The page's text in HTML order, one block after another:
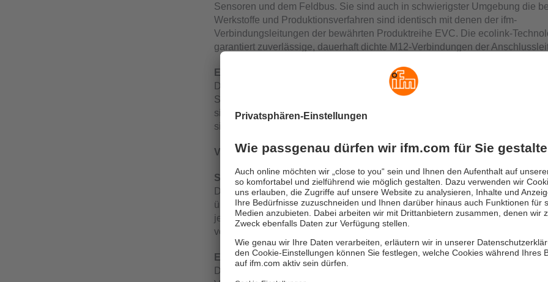
Sensoren und dem Feldbus. Sie sind auch in schwierigster Umgebung die
Werkstoffe und Produktionsverfahren sind identisch mit denen der ifm-
Verbindungsleitungen der bewährten Produktreihe EVC. Die ecolink-
garantiert zuverlässige, dauerhaft dichte M12-Verbindungen der
Extra-Power
Die IO-Link Master besitzen zwei T-codierte M12-Anschlüsse für die
Spannungsversorgung. Mit dieser sogenannten Daisy-Chain Power-
sich der Stompfad einfach durchschleifen. Die B-Ports des 8-Port IO-Link-
sich zum direkten Anschluss von IO-Link-Aktoren, zum Beispiel eine
Vorteile und Kundennutzen
Sensoren konfigurieren mit LR DEVICE
Die intuitive Software findet alle IO-Link-Master im Netzwerk und erstellt eine
über die gesamte Anlage. Zudem werden alle angeschlossenen Sensoren
jeweiligen Parametern dargestellt. Somit ist eine Parametrierung aller
von zentraler Stelle aus möglich.
Einfacher Sensoranschluss
Der Anschluss von Sensoren und Aktuatoren erfolgt über Standard-M12-